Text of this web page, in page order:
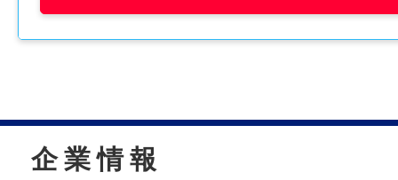
管理
●その他サポート業務
接客が中心のお仕事ですが、
ゴルフの知識がなくても問題ありません。
企 業 情 報